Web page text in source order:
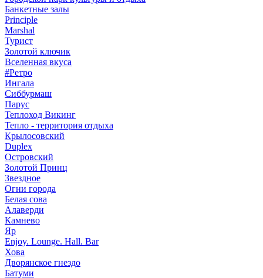
Банкетные залы
Principle
Marshal
Турист
Золотой ключик
Вселенная вкуса
#Ретро
Ингала
Сиббурмаш
Парус
Теплоход Викинг
Тепло - территория отдыха
Крылосовский
Duplex
Островский
Золотой Принц
Звездное
Огни города
Белая сова
Алаверди
Камнево
Яр
Enjoy. Lounge. Hall. Bar
Хова
Дворянское гнездо
Батуми